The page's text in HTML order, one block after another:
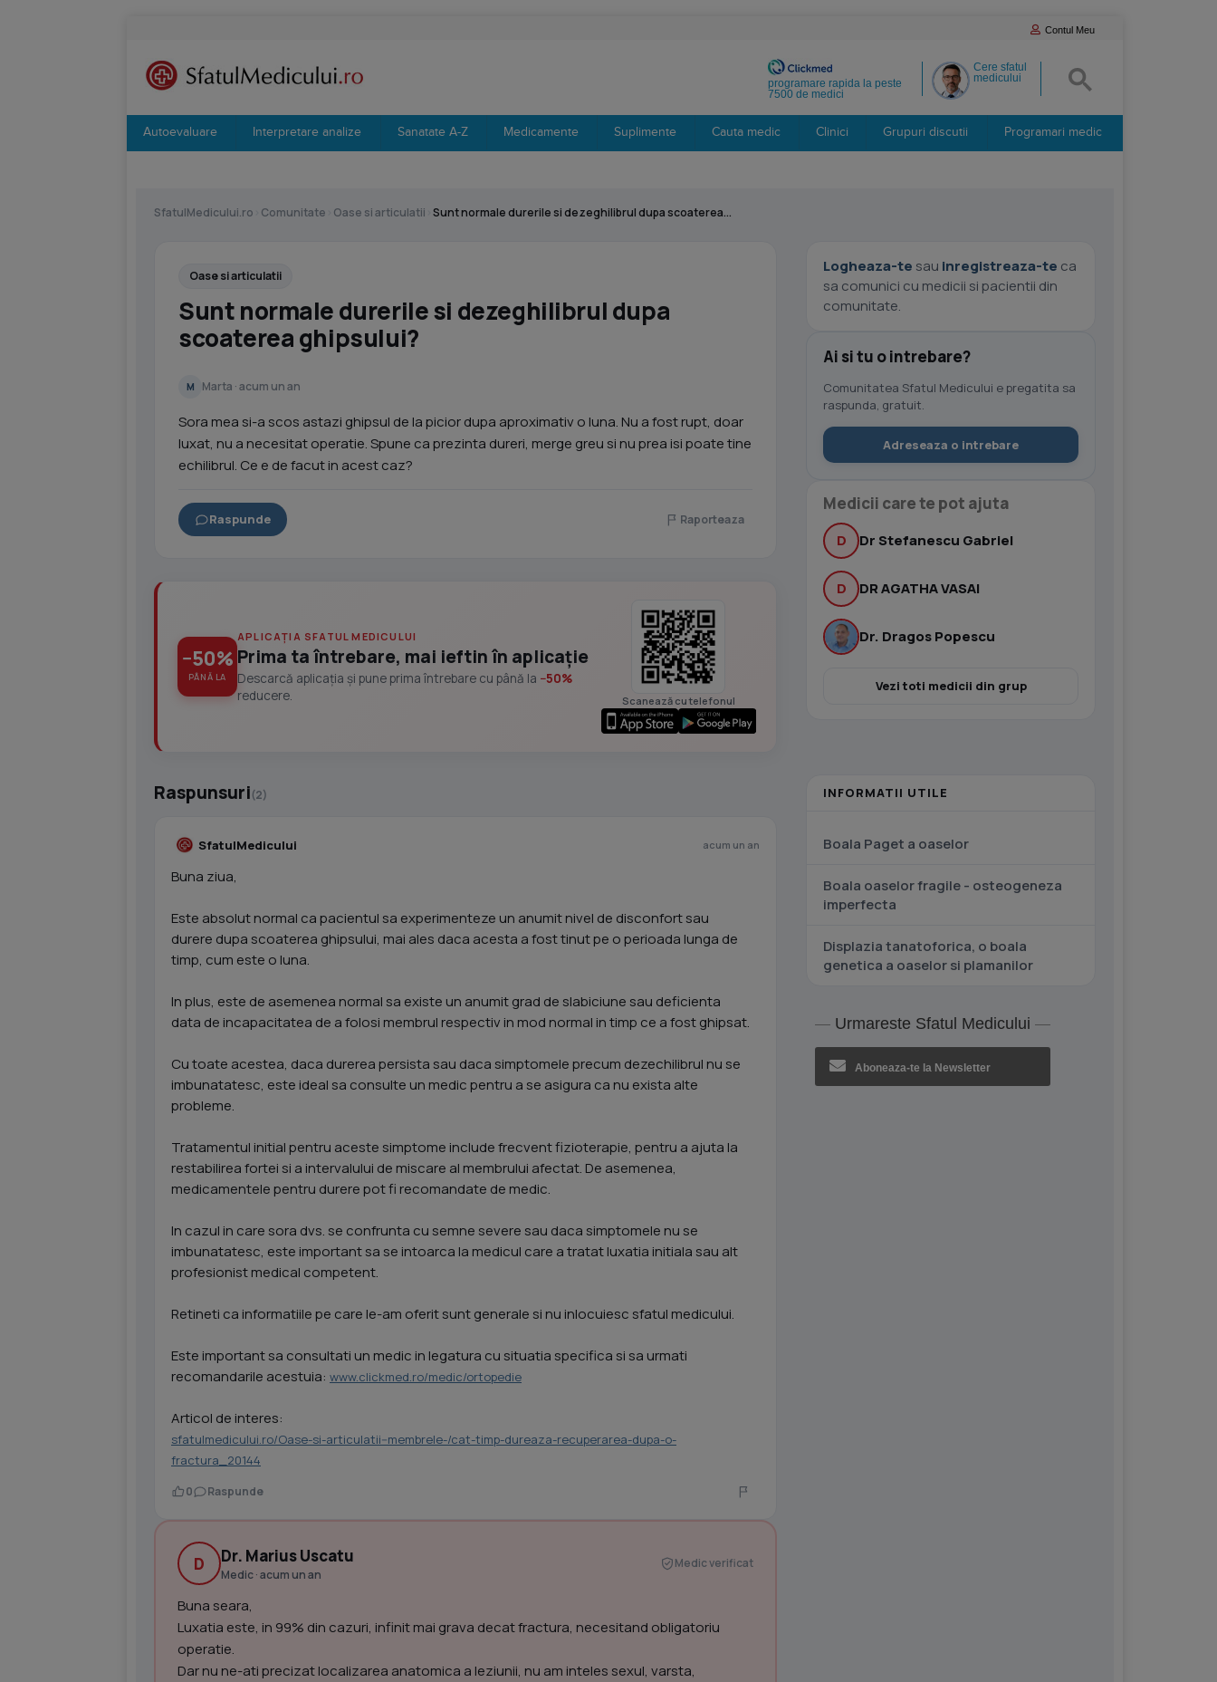
Contul Meu
Cere sfatul
medicului
programare rapida la peste
7500 de medici
Autoevaluare Interpretare analize Sanatate A-Z Medicamente Suplimente Cauta medic Clinici Grupuri discutii Programari medic
SfatulMedicului.ro Comunitate Oase si articulatii Sunt normale durerile si dezeghilibrul dupa scoaterea...
Oase si articulatii
Sunt normale durerile si dezeghilibrul dupa
scoaterea ghipsului?
M Marta · acum un an
Sora mea si-a scos astazi ghipsul de la picior dupa aproximativ o luna. Nu a fost rupt, doar
luxat, nu a necesitat operatie. Spune ca prezinta dureri, merge greu si nu prea isi poate tine
echilibrul. Ce e de facut in acest caz?
Raspunde Raporteaza
−50%
PÂNĂ LA
APLICAȚIA SFATUL MEDICULUI
Prima ta întrebare, mai ieftin în aplicație
Descarcă aplicația și pune prima întrebare cu până la −50%
reducere.
Scanează cu telefonul
Raspunsuri(2)
SfatulMedicului acum un an
Buna ziua,
Este absolut normal ca pacientul sa experimenteze un anumit nivel de disconfort sau
durere dupa scoaterea ghipsului, mai ales daca acesta a fost tinut pe o perioada lunga de
timp, cum este o luna.
In plus, este de asemenea normal sa existe un anumit grad de slabiciune sau deficienta
data de incapacitatea de a folosi membrul respectiv in mod normal in timp ce a fost ghipsat.
Cu toate acestea, daca durerea persista sau daca simptomele precum dezechilibrul nu se
imbunatatesc, este ideal sa consulte un medic pentru a se asigura ca nu exista alte
probleme.
Tratamentul initial pentru aceste simptome include frecvent fizioterapie, pentru a ajuta la
restabilirea fortei si a intervalului de miscare al membrului afectat. De asemenea,
medicamentele pentru durere pot fi recomandate de medic.
In cazul in care sora dvs. se confrunta cu semne severe sau daca simptomele nu se
imbunatatesc, este important sa se intoarca la medicul care a tratat luxatia initiala sau alt
profesionist medical competent.
Retineti ca informatiile pe care le-am oferit sunt generale si nu inlocuiesc sfatul medicului.
Este important sa consultati un medic in legatura cu situatia specifica si sa urmati
recomandarile acestuia: www.clickmed.ro/medic/ortopedie
Articol de interes:
sfatulmedicului.ro/Oase-si-articulatii--membrele-/cat-timp-dureaza-recuperarea-dupa-o-
fractura_20144
0 Raspunde
D Dr. Marius Uscatu
Medic · acum un an
Medic verificat
Buna seara,
Luxatia este, in 99% din cazuri, infinit mai grava decat fractura, necesitand obligatoriu
operatie.
Dar nu ne-ati precizat localizarea anatomica a leziunii, nu am inteles sexul, varsta,
Logheaza-te sau inregistreaza-te ca
sa comunici cu medicii si pacientii din
comunitate.
Ai si tu o intrebare?
Comunitatea Sfatul Medicului e pregatita sa
raspunda, gratuit.
Adreseaza o intrebare
Medicii care te pot ajuta
D Dr Stefanescu Gabriel
D DR AGATHA VASAI
Dr. Dragos Popescu
Vezi toti medicii din grup
INFORMATII UTILE
Boala Paget a oaselor
Boala oaselor fragile - osteogeneza
imperfecta
Displazia tanatoforica, o boala
genetica a oaselor si plamanilor
Urmareste Sfatul Medicului
Aboneaza-te la Newsletter